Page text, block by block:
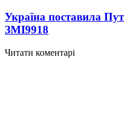
Україна поставила
ЗМІ9918
Читати коментарі